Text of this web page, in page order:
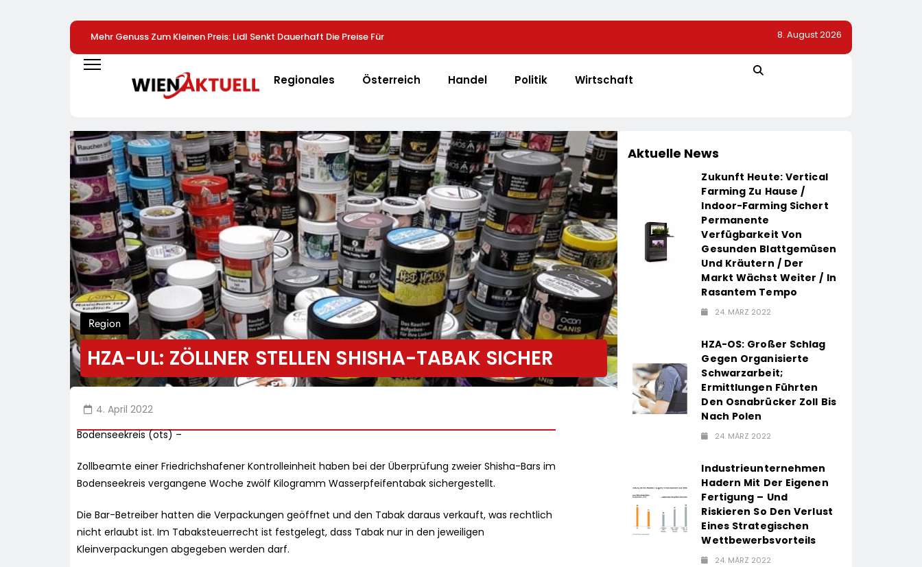
Mehr Genuss Zum Kleinen Preis: Lidl Senkt Dauerhaft Die Preise Für
Schokolade / 26 Schokoladenartikel Jetzt Bis Zu 13 Prozent
Günstiger
Hamburg Und Setzt Damit Neue Maßstäbe Für
SoVD Unterstützt Petition Zur Eingliederungshilfe:
Nicht Unter Sparvorbehalt Geraten
8. August 2026
Regionales Österreich Handel Politik Wirtschaft
Region
HZA-UL: ZÖLLNER STELLEN SHISHA-TABAK SICHER
4. April 2022
Bodenseekreis (ots) –
Zollbeamte einer Friedrichshafener Kontrolleinheit haben bei der Überprüfung zweier Shisha-Bars im
Bodenseekreis vergangene Woche zwölf Kilogramm Wasserpfeifentabak sichergestellt.
Die Bar-Betreiber hatten die Verpackungen geöffnet und den Tabak daraus verkauft, was rechtlich
nicht erlaubt ist. Im Tabaksteuerrecht ist festgelegt, dass Tabak nur in den jeweiligen
Kleinverpackungen abgegeben werden darf.
Aktuelle News
Zukunft Heute: Vertical
Farming Zu Hause /
Indoor-Farming Sichert
Permanente
Verfügbarkeit Von
Gesunden Blattgemüsen
Und Kräutern / Der
Markt Wächst Weiter / In
Rasantem Tempo
24. MÄRZ 2022
HZA-OS: Großer Schlag
Gegen Organisierte
Schwarzarbeit;
Ermittlungen Führten
Den Osnabrücker Zoll Bis
Nach Polen
24. MÄRZ 2022
Industrieunternehmen
Hadern Mit Der Eigenen
Fertigung – Und
Riskieren So Den Verlust
Eines Strategischen
Wettbewerbsvorteils
24. MÄRZ 2022